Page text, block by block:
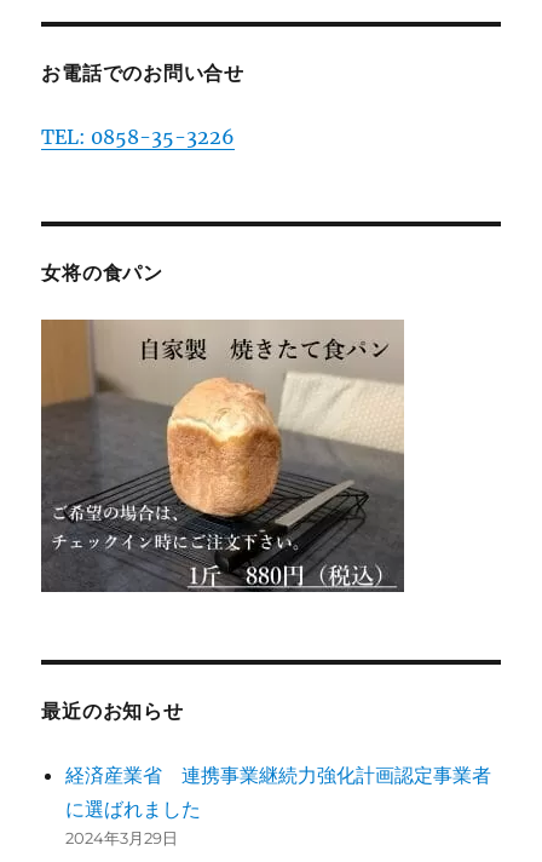
お電話でのお問い合せ
TEL: 0858-35-3226
女将の食パン
最近のお知らせ
経済産業省 連携事業継続力強化計画認定事業者
に選ばれました
2024年3月29日